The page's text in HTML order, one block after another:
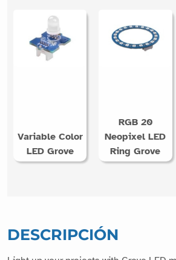
Variable Color
LED Grove
RGB 20
Neopixel LED
Ring Grove
DESCRIPCIÓN